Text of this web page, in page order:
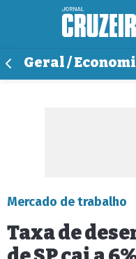
Geral /
Mercado de trabalho
Taxa de